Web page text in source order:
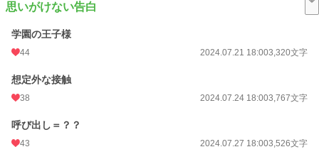
できるだけ目立たないように過ごしたい
湖宮結衣（こみやゆい）
×
文武両道な学園の王子様
思いがけない告白
学園の王子様
44 2024.07.21 18:003,320文字
想定外な接触
38 2024.07.24 18:003,767文字
呼び出し＝？？
43 2024.07.27 18:003,526文字